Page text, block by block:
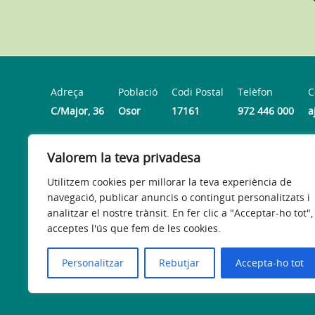
Valorem la teva privadesa
Utilitzem cookies per millorar la teva experiència de
navegació, publicar anuncis o contingut personalitzats i
analitzar el nostre trànsit. En fer clic a "Acceptar-ho tot",
acceptes l'ús que fem de les cookies.
Personalitzar Rebutjar Accepta-ho tot
Adreça
C/Major, 36
Població
Osor
Codi Postal
17161
Telèfon
972 446 000
Horari
Dilluns dimarts, dijous i divendres de 8h a 13:30 h |
Avís legal Política de privacitat